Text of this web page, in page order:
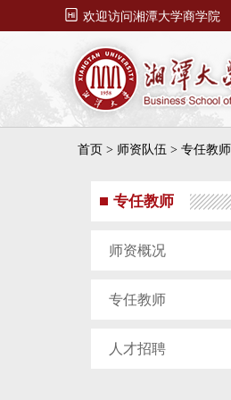
 欢迎访问湘潭大学商学院
首页 > 师资队伍 > 专任教师
专任教师
师资概况
专任教师
人才招聘